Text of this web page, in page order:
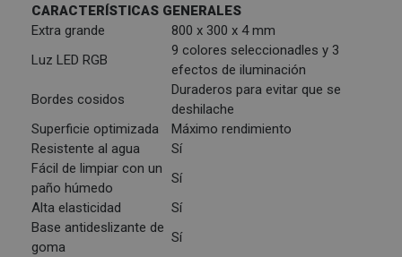
CARACTERÍSTICAS GENERALES
Extra grande
800 x 300 x 4 mm
Luz LED RGB
9 colores seleccionadles y 3
efectos de iluminación
Bordes cosidos
Duraderos para evitar que se
deshilache
Superficie optimizada
Máximo rendimiento
Resistente al agua
Sí
Fácil de limpiar con un
paño húmedo
Sí
Alta elasticidad
Sí
Base antideslizante de
goma
Sí